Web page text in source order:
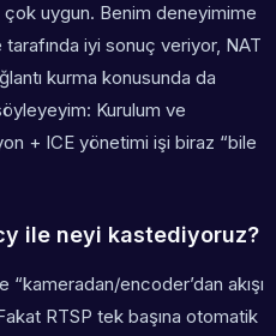
çok uygun. Benim deneyimime
iyi sonuç veriyor, NAT
kurma konusunda da
Kurulum ve
+ ICE yönetimi işi biraz “bile
ile neyi kastediyoruz?
“kameradan/encoder’dan akışı
RTSP tek başına otomatik